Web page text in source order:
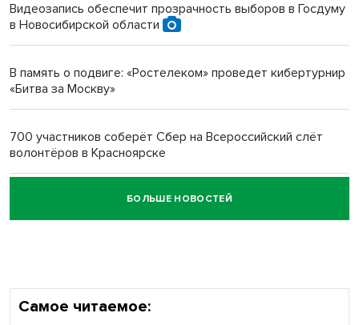
Новосибирский преподаватель с женой вошли в топ-16
Видеозапись обеспечит прозрачность выборов в Госдуму
в Новосибирской области
В память о подвиге: «Ростелеком» проведет кибертурнир
«Битва за Москву»
700 участников соберёт Сбер на Всероссийский слёт
волонтёров в Красноярске
Честный выбор: видеонаблюдение обеспечит
объективность результатов ЕДГ в Новосибирской
БОЛЬШЕ НОВОСТЕЙ
Самое читаемое: